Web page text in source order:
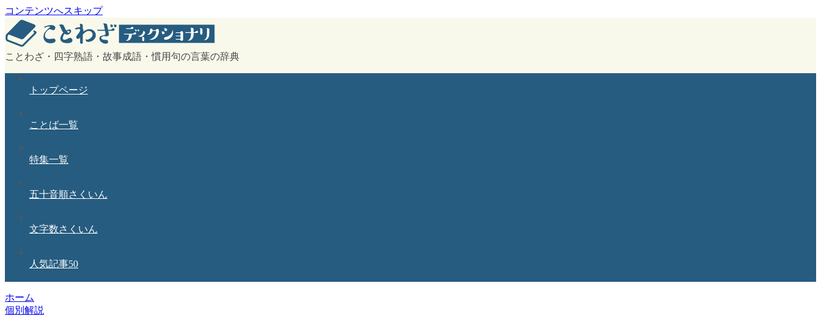
コンテンツへスキップ
ことわざ・四字熟語・故事成語・慣用句の言葉の辞典
トップページ
ことば一覧
特集一覧
五十音順さくいん
文字数さくいん
人気記事50
ホーム
個別解説